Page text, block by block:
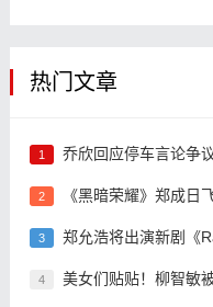
热门文章
1 乔欣回应停车言论争
2 《黑暗荣耀》郑成日
3 郑允浩将出演新剧《
4 美女们贴贴！柳智敏